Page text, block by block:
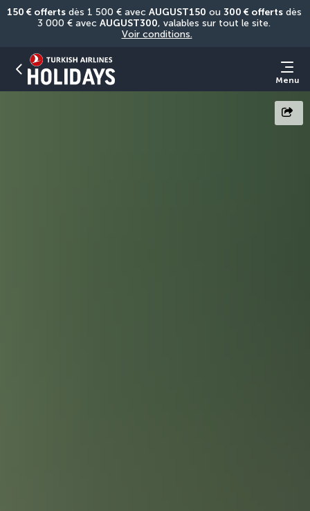
150 € offerts dès 1 500 € avec AUGUST150 ou 300 € offerts dès
3 000 € avec AUGUST300
Voir conditions.
Menu